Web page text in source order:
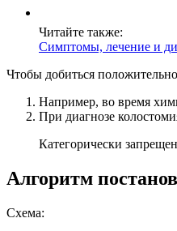
Читайте также:
Симптомы, лечение и
Чтобы добиться
Например, во время
При диагнозе
Категорически
Алгоритм
Схема: